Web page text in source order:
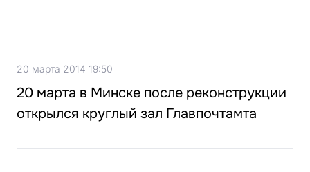
20 марта 2014 19:50
20 марта в Минске после реконструкции
открылся круглый зал Главпочтамта